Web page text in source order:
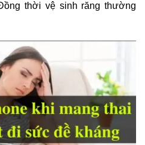
thời vệ sinh răng thường